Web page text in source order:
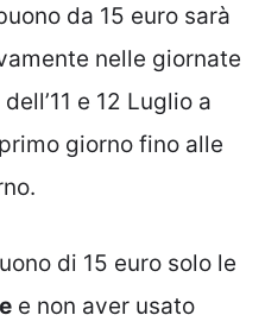
da 15 euro sarà
nelle giornate
e 12 Luglio a
giorno fino alle
di 15 euro solo le
e non aver usato